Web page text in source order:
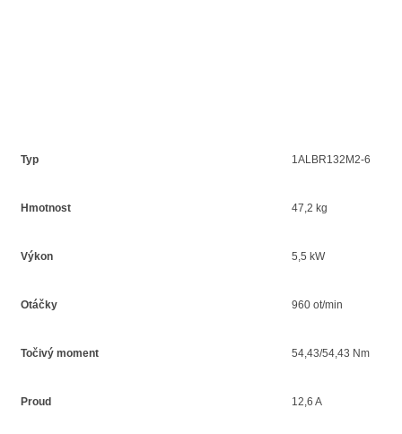
Typ 1ALBR132M2-6
Hmotnost 47,2 kg
Výkon 5,5 kW
Otáčky 960 ot/min
Točivý moment 54,43/54,43 Nm
Proud 12,6 A